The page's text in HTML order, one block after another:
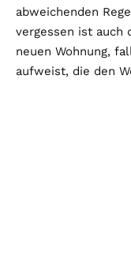
abweichenden
vergessen ist auch
neuen Wohnung,
aufweist, die den